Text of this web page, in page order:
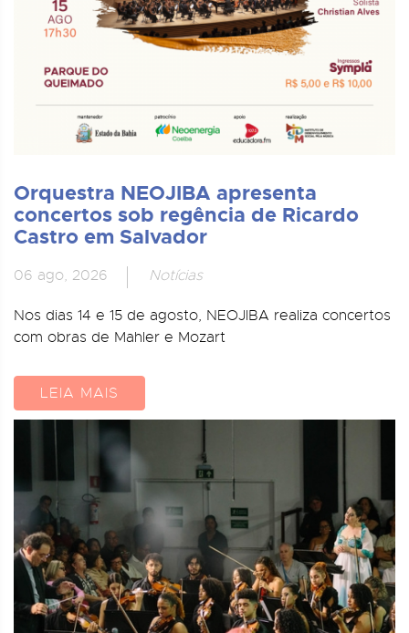
Orquestra NEOJIBA apresenta
concertos sob regência de Ricardo
Castro em Salvador
06 ago, 2026 Notícias
Nos dias 14 e 15 de agosto, NEOJIBA realiza concertos
com obras de Mahler e Mozart
LEIA MAIS